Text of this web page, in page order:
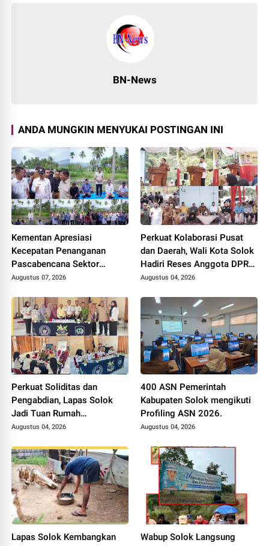
BN-News
ANDA MUNGKIN MENYUKAI POSTINGAN INI
Kementan Apresiasi
Kecepatan Penanganan
Pascabencana Sektor
Pertanian Kabupaten Solok,
dari 13 Menjadi 74 Unit.
Augustus 07, 2026
Perkuat Kolaborasi Pusat
dan Daerah, Wali Kota Solok
Hadiri Reses Anggota DPR
RI H. Zigo Rolanda
Augustus 04, 2026
Perkuat Soliditas dan
Pengabdian, Lapas Solok
Jadi Tuan Rumah
Musyawarah Pembentukan
Daerah.
Augustus 04, 2026
400 ASN Pemerintah
Kabupaten Solok mengikuti
Profiling ASN 2026.
Augustus 04, 2026
Lapas Solok Kembangkan
Wabup Solok Langsung